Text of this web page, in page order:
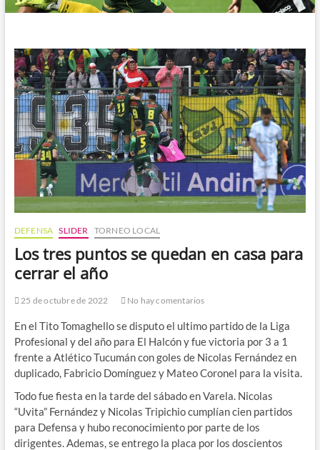
DEFENSA SLIDER TORNEO LOCAL
Los tres puntos se quedan en casa para
cerrar el año
25 de octubre de 2022 No hay comentarios
En el Tito Tomaghello se disputo el ultimo partido de la Liga
Profesional y del año para El Halcón y fue victoria por 3 a 1
frente a Atlético Tucumán con goles de Nicolas Fernández en
duplicado, Fabricio Domínguez y Mateo Coronel para la visita.
Todo fue fiesta en la tarde del sábado en Varela. Nicolas
“Uvita” Fernández y Nicolas Tripichio cumplían cien partidos
para Defensa y hubo reconocimiento por parte de los
dirigentes. Ademas, se entrego la placa por los doscientos